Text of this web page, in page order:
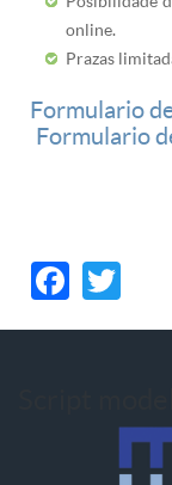
online.
Prazas
Formulario
Formulario